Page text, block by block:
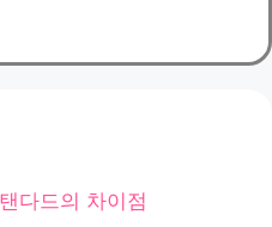
다드의 차이점